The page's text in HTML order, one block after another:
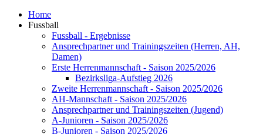
Home
Fussball
Fussball - Ergebnisse
Ansprechpartner und Trainingszeiten (Herren, AH,
Damen)
Erste Herrenmannschaft - Saison 2025/2026
Bezirksliga-Aufstieg 2026
Zweite Herrenmannschaft - Saison 2025/2026
AH-Mannschaft - Saison 2025/2026
Ansprechpartner und Trainingszeiten (Jugend)
A-Junioren - Saison 2025/2026
B-Junioren - Saison 2025/2026